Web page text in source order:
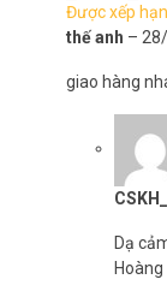
Được xếp
thế anh –
giao hàng
Dạ
Hoàng